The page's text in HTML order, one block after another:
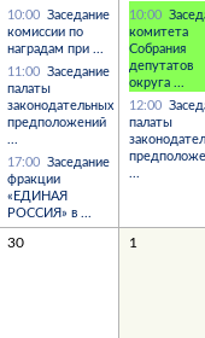
10:00 Заседание
комиссии по
наградам при ...
11:00 Заседание
палаты
законодательных
предположений
17:00 Заседание
фракции
«ЕДИНАЯ
РОССИЯ» в ...
10:00
комитета
Собрания
депутатов
округа ...
12:00
палаты
30 1